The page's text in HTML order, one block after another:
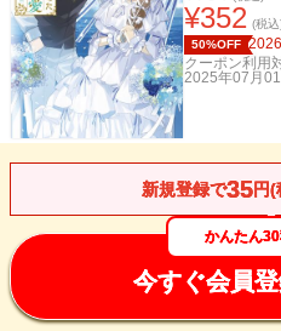
¥352 (税
50%OFF
クーポン利用
2025年07月01
新規登録で35円
かんたん30
今すぐ会員